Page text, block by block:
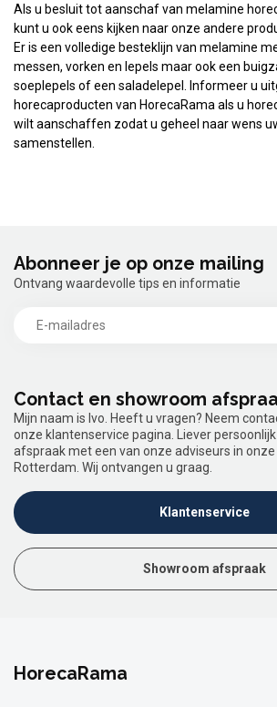
Als u besluit tot aanschaf van melamine
kunt u ook eens kijken naar onze andere
Er is een volledige besteklijn van melamine
messen, vorken en lepels maar ook een
soeplepels of een saladelepel. Informeer u
horecaproducten van HorecaRama als u
wilt aanschaffen zodat u geheel naar wens
samenstellen.
Contact en showroom
Mijn naam is Ivo. Heeft u vragen? Neem
onze klantenservice pagina. Liever
afspraak met een van onze adviseurs in
Rotterdam. Wij ontvangen u graag.
Klantenservice
Showroom afspraak
Abonneer je op onze mailing
Ontvang waardevolle tips en informatie
HorecaRama